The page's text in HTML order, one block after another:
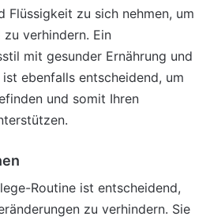
Flüssigkeit zu sich nehmen, um
verhindern. Ein
mit gesunder Ernährung und
ebenfalls entscheidend, um
und somit Ihren
Routine ist entscheidend,
zu verhindern. Sie